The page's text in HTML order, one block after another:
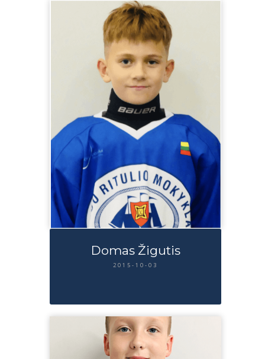
Domas Žigutis
2015-10-03